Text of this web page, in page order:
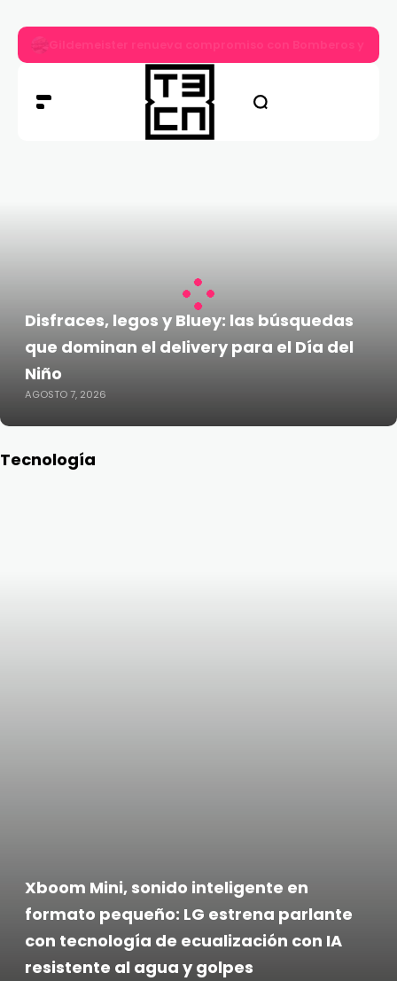
Disfraces, legos y Bluey: las búsquedas
que dominan el delivery para el Día del
Niño
AGOSTO 7, 2026
Tecnología
Xboom Mini, sonido inteligente en
formato pequeño: LG estrena parlante
con tecnología de ecualización con IA
resistente al agua y golpes